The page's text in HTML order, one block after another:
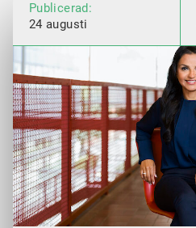
Publicerad:
24 augusti